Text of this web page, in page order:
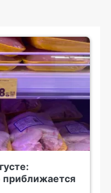
приближается